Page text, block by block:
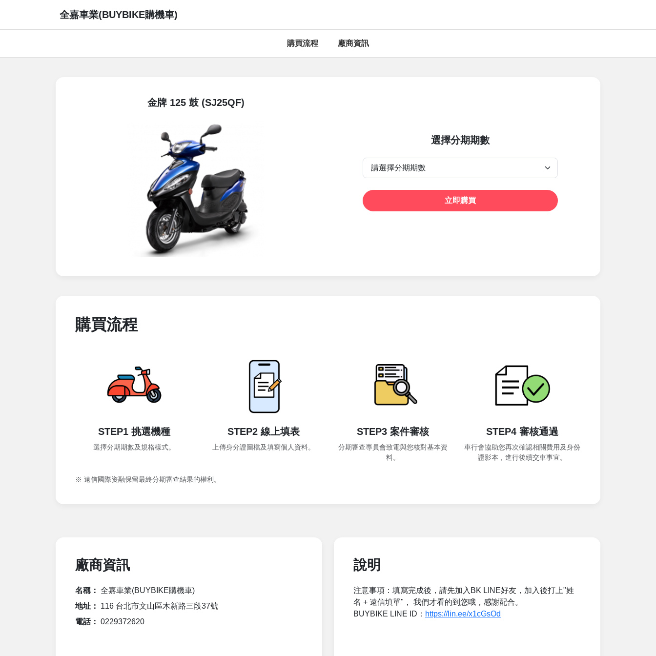
全嘉車業(BUYBIKE購機車)
購買流程 廠商資訊
金牌 125 鼓 (SJ25QF)
選擇分期期數
立即購買
購買流程
STEP1 挑選機種
選擇分期期數及規格樣式。
STEP2 線上填表
上傳身分證圖檔及填寫個人資料。
STEP3 案件審核
分期審查專員會致電與您核對基本資
料。
STEP4 審核通過
車行會協助您再次確認相關費用及身份
證影本，進行後續交車事宜。
※ 遠信國際资融保留最終分期審查結果的權利。
廠商資訊
名稱： 全嘉車業(BUYBIKE購機車)
地址：
116 台北市文山區木新路三段37號
電話： 0229372620
說明
注意事項：填寫完成後，請先加入BK LINE好友，加入後打上"姓
名 + 遠信填單"， 我們才看的到您哦，感謝配合。
BUYBIKE LINE ID： https://lin.ee/x1cGsOd